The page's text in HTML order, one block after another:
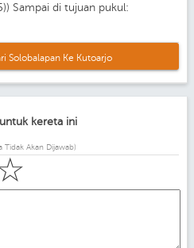
Sampai di tujuan pukul:
Solobalapan Ke Kutoarjo
kereta ini
Tidak Akan Dijawab)